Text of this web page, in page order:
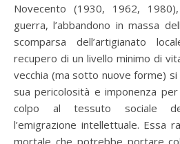
Novecento (1930, 1962,
guerra, l’abbandono in massa
scomparsa dell’artigianato
recupero di un livello minimo di
vecchia (ma sotto nuove forme)
sua pericolosità e imponenza
colpo al tessuto sociale
l’emigrazione intellettuale. Essa